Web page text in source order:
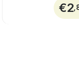
€2